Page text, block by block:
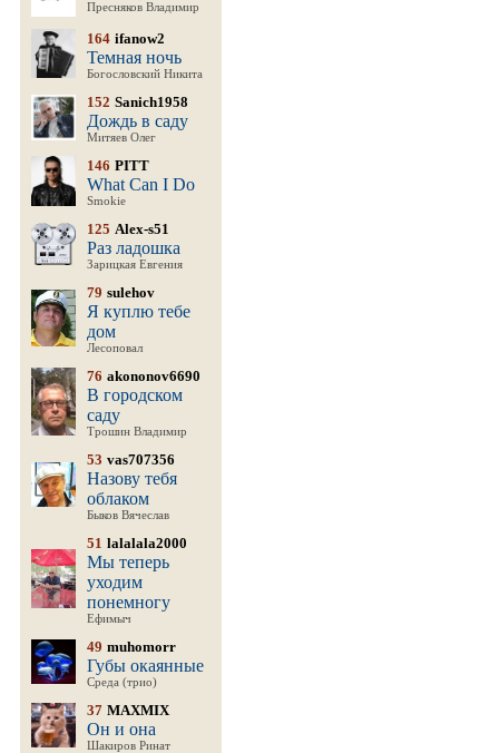
Пресняков Владимир
164 ifanow2
Темная ночь
Богословский Никита
152 Sanich1958
Дождь в саду
Митяев Олег
146 PITT
What Can I Do
Smokie
125 Alex-s51
Раз ладошка
Зарицкая Евгения
79 sulehov
Я куплю тебе
дом
Лесоповал
76 akononov6690
В городском
саду
Трошин Владимир
53 vas707356
Назову тебя
облаком
Быков Вячеслав
51 lalalala2000
Мы теперь
уходим
понемногу
Ефимыч
49 muhomorr
Губы окаянные
Среда (трио)
37 MAXMIX
Он и она
Шакиров Ринат